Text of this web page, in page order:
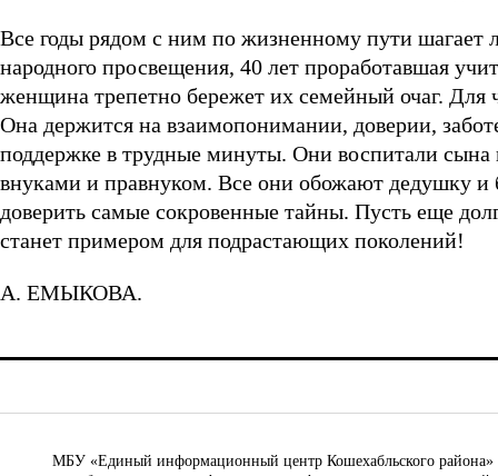
Все годы рядом с ним по жизненному пути шагает
народного просвещения, 40 лет проработавшая
женщина трепетно бережет их семейный очаг. Для
Она держится на взаимопонимании, доверии,
поддержке в трудные минуты. Они воспитали сына
внуками и правнуком. Все они обожают дедушку и
доверить самые сокровенные тайны. Пусть еще
станет примером для подрастающих поколений!
А. ЕМЫКОВА.
МБУ «Единый информационный центр Кошехабльского района»